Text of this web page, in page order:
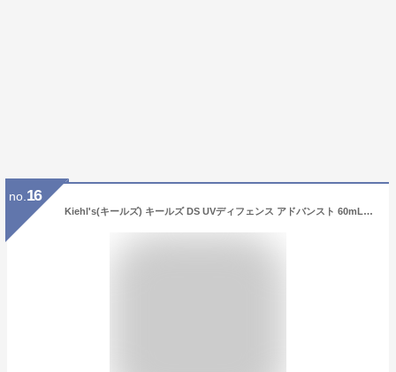
no. 16
Kiehl's(キールズ) キールズ DS UVディフェンス アドバンスト 60mL (ジャンボサイズ) 日焼け止め 化粧下地 UV下地 SPF50+ PA++++ BBクリーム 正規品